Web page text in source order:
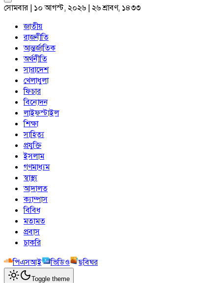
সোমবার | ১০ আগস্ট, ২০২৬ | ২৬ শ্রাবণ, ১৪৩৩
জাতীয়
রাজনীতি
আন্তর্জাতিক
অর্থনীতি
সারাদেশ
খেলাধুলা
ফিচার
বিনোদন
লাইফস্টাইল
শিক্ষা
সাহিত্য
প্রযুক্তি
ইসলাম
গণমাধ্যম
স্বাস্থ্য
আদালত
ক্যাম্পাস
বিবিধ
মতামত
প্রবাস
চাকরি
পিএসআই
ভিডিও ছবিঘর
Toggle theme